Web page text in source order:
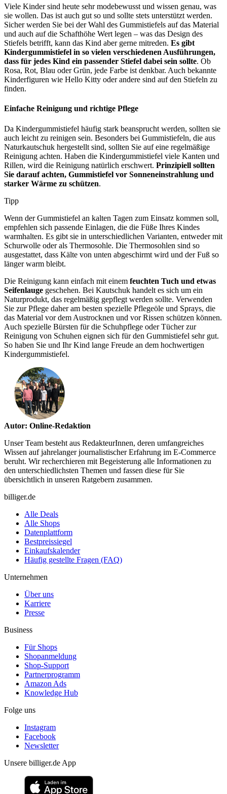
Viele Kinder sind heute sehr modebewusst und wissen genau, was
sie wollen. Das ist auch gut so und sollte stets unterstützt werden.
Sicher werden Sie bei der Wahl des Gummistiefels auf das Material
und auch auf die Schafthöhe Wert legen – was das Design des
Stiefels betrifft, kann das Kind aber gerne mitreden. Es gibt
Kindergummistiefel in so vielen verschiedenen Ausführungen,
dass für jedes Kind ein passender Stiefel dabei sein sollte. Ob
Rosa, Rot, Blau oder Grün, jede Farbe ist denkbar. Auch bekannte
Kinderfiguren wie Hello Kitty oder andere sind auf den Stiefeln zu
finden.
Einfache Reinigung und richtige Pflege
Da Kindergummistiefel häufig stark beansprucht werden, sollten sie
auch leicht zu reinigen sein. Besonders bei Gummistiefeln, die aus
Naturkautschuk hergestellt sind, sollten Sie auf eine regelmäßige
Reinigung achten. Haben die Kindergummistiefel viele Kanten und
Rillen, wird die Reinigung natürlich erschwert. Prinzipiell sollten
Sie darauf achten, Gummistiefel vor Sonneneinstrahlung und
starker Wärme zu schützen.
Tipp
Wenn der Gummistiefel an kalten Tagen zum Einsatz kommen soll,
empfehlen sich passende Einlagen, die die Füße Ihres Kindes
warmhalten. Es gibt sie in unterschiedlichen Varianten, entweder mit
Schurwolle oder als Thermosohle. Die Thermosohlen sind so
ausgestattet, dass Kälte von unten abgeschirmt wird und der Fuß so
länger warm bleibt.
Die Reinigung kann einfach mit einem feuchten Tuch und etwas
Seifenlauge geschehen. Bei Kautschuk handelt es sich um ein
Naturprodukt, das regelmäßig gepflegt werden sollte. Verwenden
Sie zur Pflege daher am besten spezielle Pflegeöle und Sprays, die
das Material vor dem Austrocknen und vor Rissen schützen können.
Auch spezielle Bürsten für die Schuhpflege oder Tücher zur
Reinigung von Schuhen eignen sich für den Gummistiefel sehr gut.
So haben Sie und Ihr Kind lange Freude an dem hochwertigen
Kindergummistiefel.
Autor: Online-Redaktion
Unser Team besteht aus RedakteurInnen, deren umfangreiches
Wissen auf jahrelanger journalistischer Erfahrung im E-Commerce
beruht. Wir recherchieren mit Begeisterung alle Informationen zu
den unterschiedlichsten Themen und fassen diese für Sie
übersichtlich in unseren Ratgebern zusammen.
billiger.de
Alle Deals
Alle Shops
Datenplattform
Bestpreissiegel
Einkaufskalender
Häufig gestellte Fragen (FAQ)
Unternehmen
Über uns
Karriere
Presse
Business
Für Shops
Shopanmeldung
Shop-Support
Partnerprogramm
Amazon Ads
Knowledge Hub
Folge uns
Instagram
Facebook
Newsletter
Unsere billiger.de App